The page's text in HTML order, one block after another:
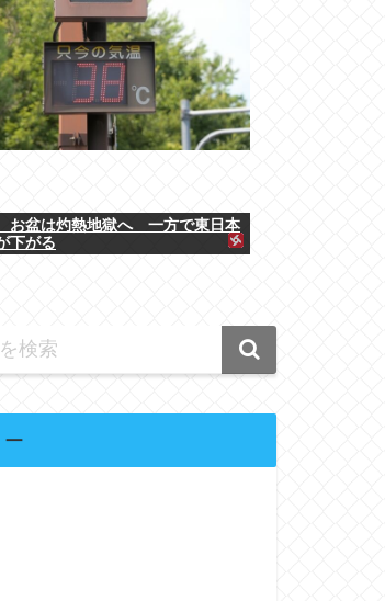
お盆は灼熱地獄へ 一方で東日本
下がる